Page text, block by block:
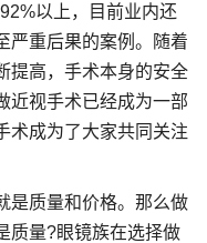
以上，目前业内还
严重后果的案例。随着
提高，手术本身的安全
近视手术已经成为一部
术成为了大家共同关注
是质量和价格。那么做
质量?眼镜族在选择做